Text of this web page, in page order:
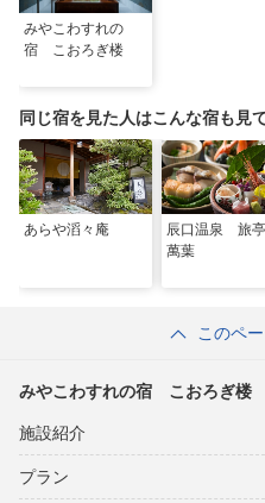
みやこわすれの
宿 こおろぎ楼
同じ宿を見た人はこんな宿も見
あらや滔々庵
辰口温泉 旅
萬葉
このペ
みやこわすれの宿 こおろぎ楼
施設紹介
プラン